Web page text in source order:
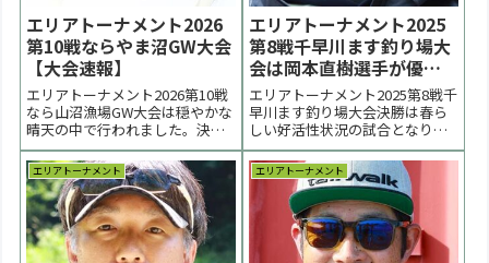
エリアトーナメント2026
第10戦ならやま沼GW大会
【大会速報】
エリアトーナメント2026第10戦
なら山沼漁場GW大会は穏やかな
晴天の中で行われました。決勝
はローライト状況になり、上の
活性があがる状況になりまし
た。優勝は永田潤選手。２位は
古橋亮羽選手。３位は長澤峻央
選手でした。 < 前の大会 2026一
覧 次の大会 >表彰台 優勝：永田
潤選手...
エリアトーナメント2025
第8戦千早川ます釣り場大
会は岡本直樹選手が優勝
【大会結果】
エリアトーナメント2025第8戦千
早川ます釣り場大会決勝は春ら
しい好活性状況の試合となりま
した。優勝は岡本直樹選手、２
位は上野隆幸選手、３位は辻村
和貴選手、杉本成幸選手でし
た。 < 前の大会 2025一覧 次の大
会 >表彰台 優勝：岡本直樹選手
表彰台 ラーメン賞協賛企業：順
不同...
エリアトーナメント エリアトーナメント